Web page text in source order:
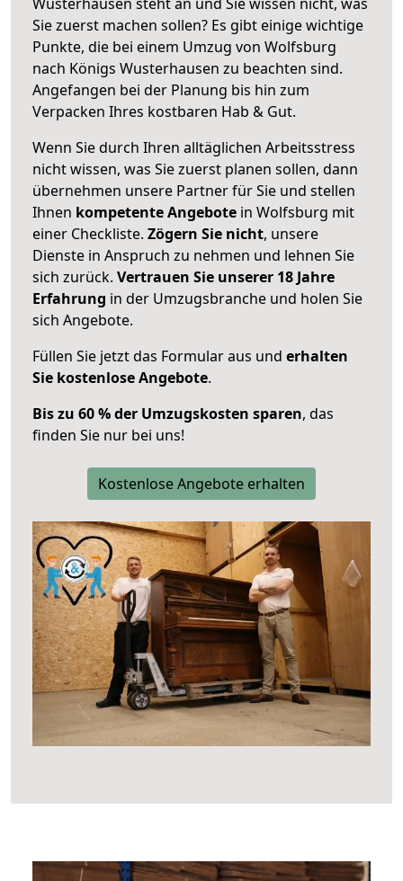
Sie zuerst machen sollen? Es gibt einige wichtige
Punkte, die bei einem Umzug von Wolfsburg
nach Königs Wusterhausen zu beachten sind.
Angefangen bei der Planung bis hin zum
Verpacken Ihres kostbaren Hab & Gut.
Wenn Sie durch Ihren alltäglichen Arbeitsstress
nicht wissen, was Sie zuerst planen sollen, dann
übernehmen unsere Partner für Sie und stellen
Ihnen kompetente Angebote in Wolfsburg mit
einer Checkliste. Zögern Sie nicht, unsere
Dienste in Anspruch zu nehmen und lehnen Sie
sich zurück. Vertrauen Sie unserer 18 Jahre
Erfahrung in der Umzugsbranche und holen Sie
sich Angebote.
Füllen Sie jetzt das Formular aus und erhalten
Sie kostenlose Angebote.
Bis zu 60 % der Umzugskosten sparen, das
finden Sie nur bei uns!
Kostenlose Angebote erhalten